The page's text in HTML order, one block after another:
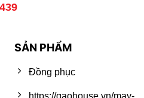
SẢN PHẨM
Đồng phục